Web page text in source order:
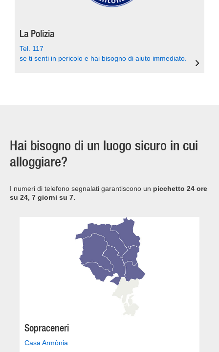
La Polizia
Tel. 117
se ti senti in pericolo e hai bisogno di aiuto immediato.
Hai bisogno di un luogo sicuro in cui
alloggiare?
I numeri di telefono segnalati garantiscono un picchetto 24 ore
su 24, 7 giorni su 7.
Sopraceneri
Casa Armònia